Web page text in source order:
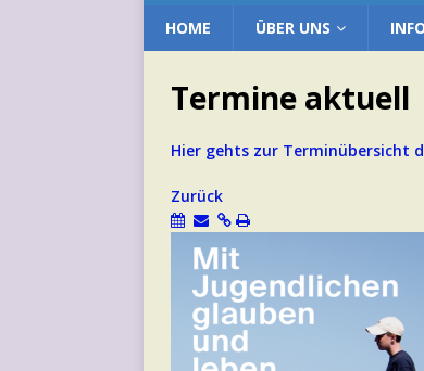
HOME ÜBER UNS
Termine aktuell
Hier gehts zur Terminübersicht
Zurück